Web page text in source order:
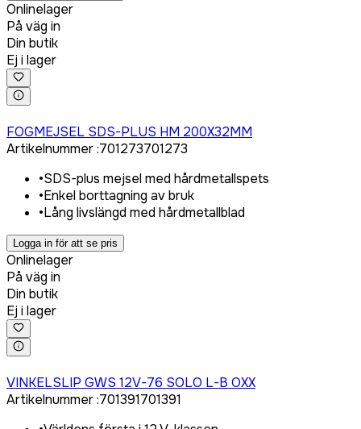
Onlinelager
På väg in
Din butik
Ej i lager
FOGMEJSEL SDS-PLUS HM 200X32MM
Artikelnummer:701273701273
•SDS-plus mejsel med hårdmetallspets
•Enkel borttagning av bruk
•Lång livslängd med hårdmetallblad
Logga in för att se pris
Onlinelager
På väg in
Din butik
Ej i lager
VINKELSLIP GWS 12V-76 SOLO L-B OXX
Artikelnummer:701391701391